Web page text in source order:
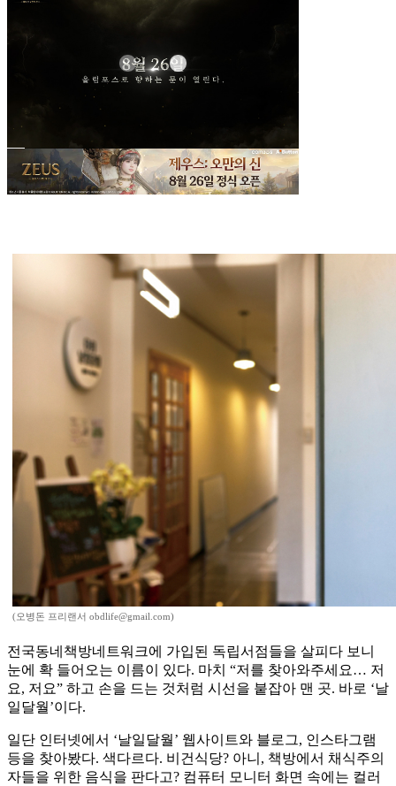
(오병돈 프리랜서 obdlife@gmail.com)
전국동네책방네트워크에 가입된 독립서점들을 살피다 보니
눈에 확 들어오는 이름이 있다. 마치 “저를 찾아와주세요… 저
요, 저요” 하고 손을 드는 것처럼 시선을 붙잡아 맨 곳. 바로 ‘날
일달월’이다.
일단 인터넷에서 ‘날일달월’ 웹사이트와 블로그, 인스타그램
등을 찾아봤다. 색다르다. 비건식당? 아니, 책방에서 채식주의
자들을 위한 음식을 판다고? 컴퓨터 모니터 화면 속에는 컬러